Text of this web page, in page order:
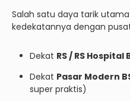
Salah satu daya tarik
kedekatannya dengan
Dekat RS / RS Hospital
Dekat Pasar Modern
super praktis)